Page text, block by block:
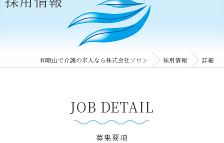
和歌山で介護の求人なら株式会社ソワン 採用情報 詳細
募集要項
JOB DETAIL